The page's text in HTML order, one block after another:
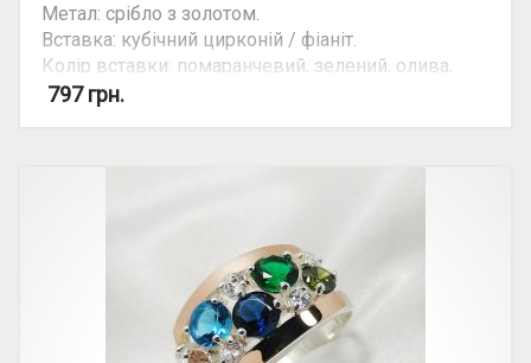
Метал: срібло з золотом.
Вставка: кубічний цирконій / фіаніт.
Колір вставки: помаранчевий, зелений, олива,
синій, блакитний, білий.
797грн.